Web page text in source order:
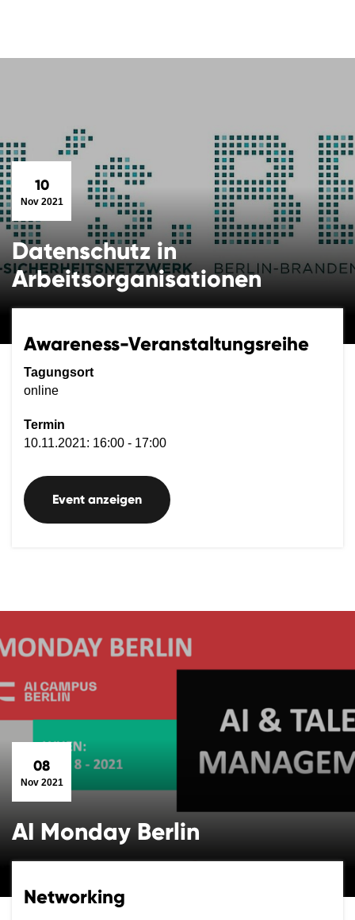
10
Nov 2021
Datenschutz in
Arbeitsorganisationen
Awareness-Veranstaltungsreihe
Tagungsort
online
Termin
10.11.2021: 16:00 - 17:00
Event anzeigen
08
Nov 2021
AI Monday Berlin
Networking